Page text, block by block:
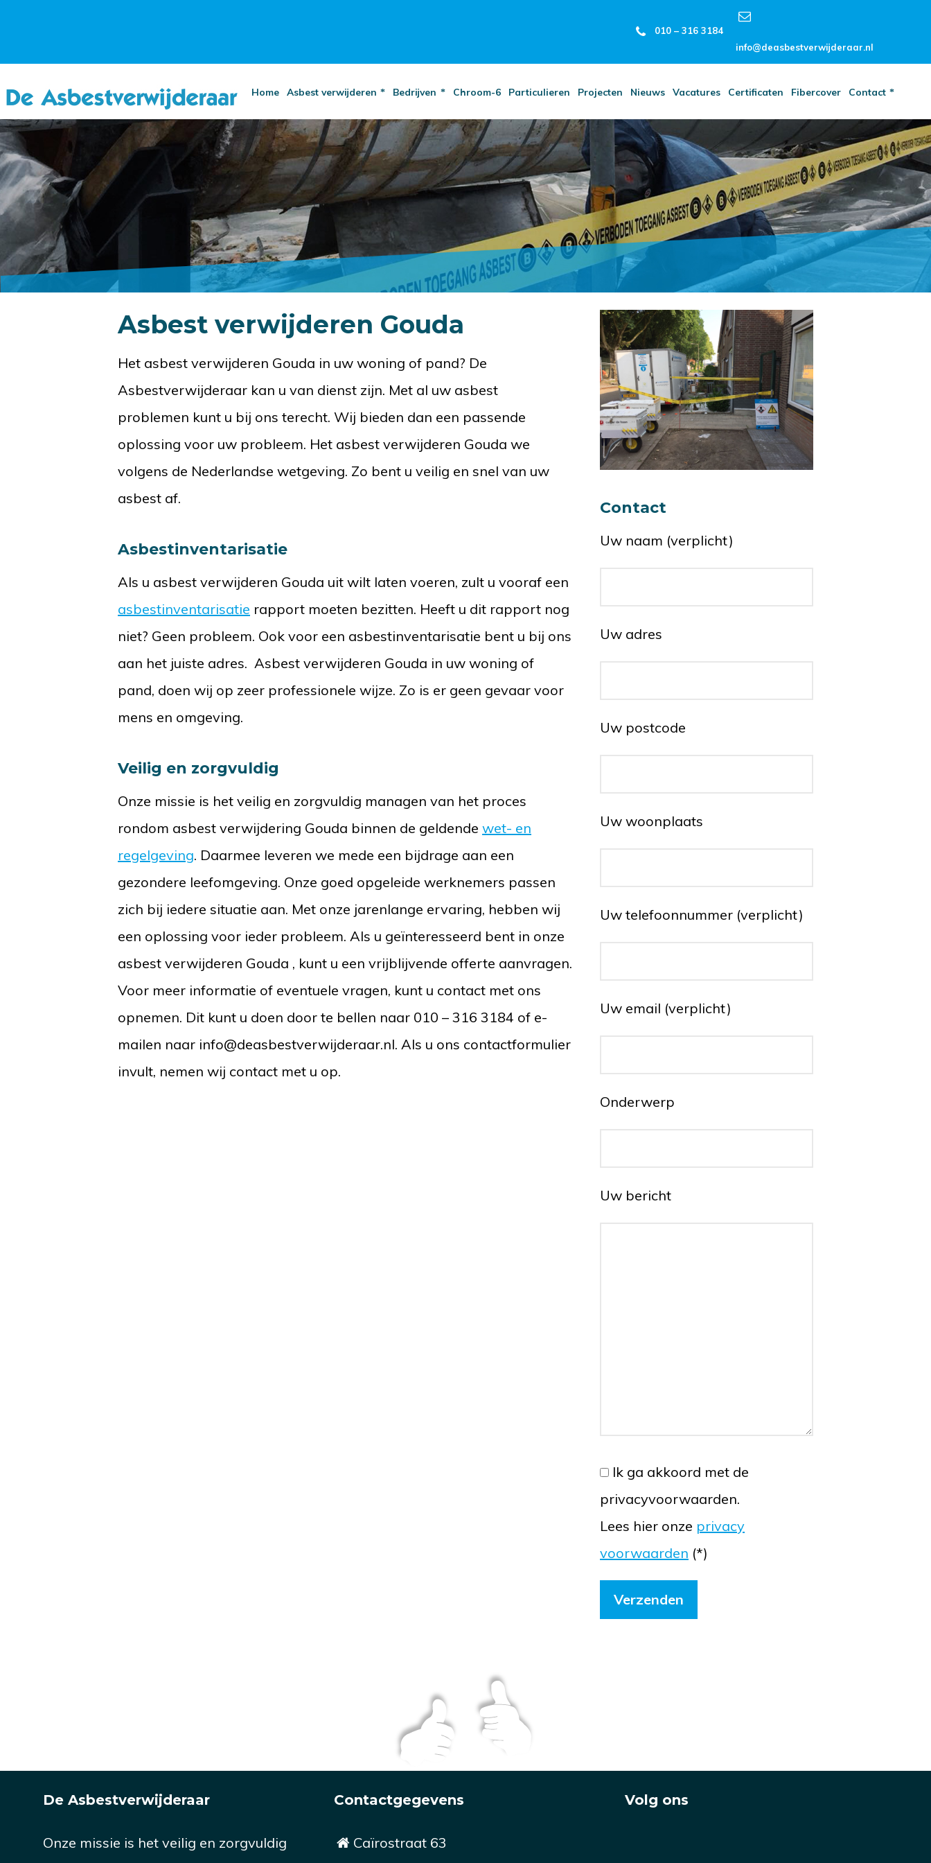
010 – 316 3184
info@deasbestverwijderaar.nl
Home Asbest verwijderen Bedrijven Chroom-6 Particulieren Projecten Nieuws Vacatures Certificaten Fibercover Contact
Asbest verwijderen Gouda
Het asbest verwijderen Gouda in uw woning of pand? De
Asbestverwijderaar kan u van dienst zijn. Met al uw asbest
problemen kunt u bij ons terecht. Wij bieden dan een passende
oplossing voor uw probleem. Het asbest verwijderen Gouda we
volgens de Nederlandse wetgeving. Zo bent u veilig en snel van uw
asbest af.
Asbestinventarisatie
Als u asbest verwijderen Gouda uit wilt laten voeren, zult u vooraf een
asbestinventarisatie rapport moeten bezitten. Heeft u dit rapport nog
niet? Geen probleem. Ook voor een asbestinventarisatie bent u bij ons
aan het juiste adres. Asbest verwijderen Gouda in uw woning of
pand, doen wij op zeer professionele wijze. Zo is er geen gevaar voor
mens en omgeving.
Veilig en zorgvuldig
Onze missie is het veilig en zorgvuldig managen van het proces
rondom asbest verwijdering Gouda binnen de geldende wet- en
regelgeving. Daarmee leveren we mede een bijdrage aan een
gezondere leefomgeving. Onze goed opgeleide werknemers passen
zich bij iedere situatie aan. Met onze jarenlange ervaring, hebben wij
een oplossing voor ieder probleem. Als u geïnteresseerd bent in onze
asbest verwijderen Gouda , kunt u een vrijblijvende offerte aanvragen.
Voor meer informatie of eventuele vragen, kunt u contact met ons
opnemen. Dit kunt u doen door te bellen naar 010 – 316 3184 of e-
mailen naar info@deasbestverwijderaar.nl. Als u ons contactformulier
invult, nemen wij contact met u op.
Contact
Uw naam (verplicht)
Uw adres
Uw postcode
Uw woonplaats
Uw telefoonnummer (verplicht)
Uw email (verplicht)
Onderwerp
Uw bericht
Ik ga akkoord met de
privacyvoorwaarden.
Lees hier onze privacy
voorwaarden (*)
De Asbestverwijderaar
Onze missie is het veilig en zorgvuldig
Contactgegevens
Caïrostraat 63
Volg ons